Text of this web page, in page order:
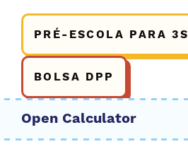
PRÉ-ESCOLA PARA 3S
BOLSA DPP